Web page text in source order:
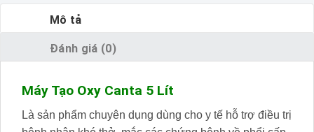
Mô tả
Đánh giá (0)
Máy Tạo Oxy Canta 5 Lít
Là sản phẩm chuyên dụng dùng cho y tế hỗ trợ điều trị